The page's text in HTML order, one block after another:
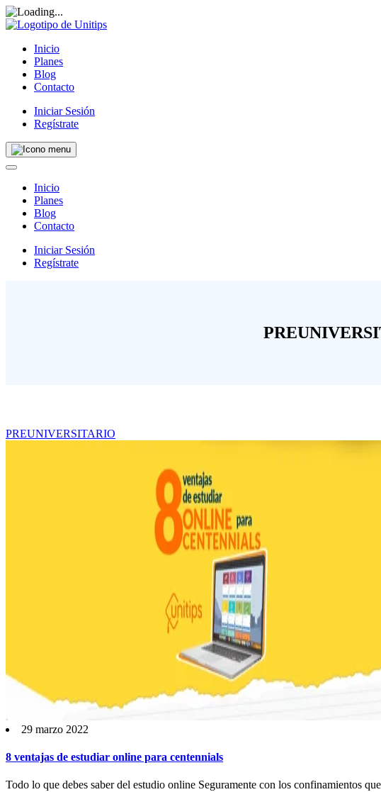
Inicio
Planes
Blog
Contacto
Iniciar Sesión
Regístrate
Inicio
Planes
Blog
Contacto
Iniciar Sesión
Regístrate
PREUNIVERSITARIO
29 marzo 2022
8 ventajas de estudiar online para centennials
Todo lo que debes saber del estudio online Seguramente con los confinamientos